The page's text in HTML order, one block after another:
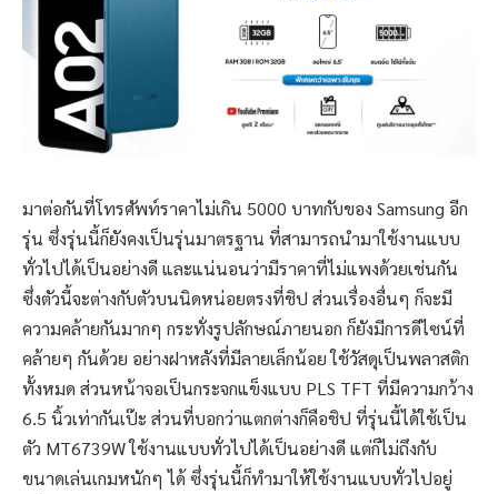
มาต่อกันที่โทรศัพท์ราคาไม่เกิน 5000 บาทกับของ Samsung อีก
รุ่น ซึ่งรุ่นนี้ก็ยังคงเป็นรุ่นมาตรฐาน ที่สามารถนำมาใช้งานแบบ
ทั่วไปได้เป็นอย่างดี และแน่นอนว่ามีราคาที่ไม่แพงด้วยเช่นกัน
ซึ่งตัวนี้จะต่างกับตัวบนนิดหน่อยตรงที่ชิป ส่วนเรื่องอื่นๆ ก็จะมี
ความคล้ายกันมากๆ กระทั่งรูปลักษณ์ภายนอก ก็ยังมีการดีไซน์ที่
คล้ายๆ กันด้วย อย่างฝาหลังที่มีลายเล็กน้อย ใช้วัสดุเป็นพลาสติก
ทั้งหมด ส่วนหน้าจอเป็นกระจกแข็งแบบ PLS TFT ที่มีความกว้าง
6.5 นิ้วเท่ากันเป๊ะ ส่วนที่บอกว่าแตกต่างก็คือชิป ที่รุ่นนี้ได้ใช้เป็น
ตัว MT6739W ใช้งานแบบทั่วไปได้เป็นอย่างดี แต่ก็ไม่ถึงกับ
ขนาดเล่นเกมหนักๆ ได้ ซึ่งรุ่นนี้ก็ทำมาให้ใช้งานแบบทั่วไปอยู่